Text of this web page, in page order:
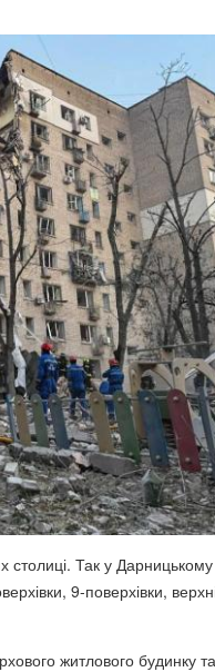
столиці. Так у Дарницькому
9-поверхівки,
житлового будинку та